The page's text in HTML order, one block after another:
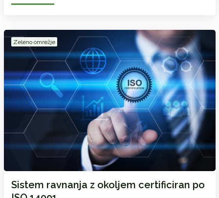
Zeleno omrežje
Sistem ravnanja z okoljem certificiran po